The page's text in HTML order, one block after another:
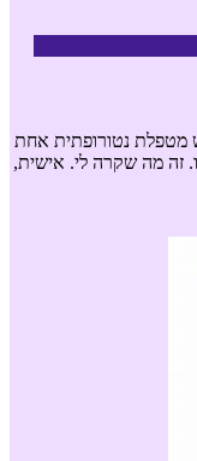
"יש מטפלת נטורופתית אחת
זה מה שקרה לי. אישית,